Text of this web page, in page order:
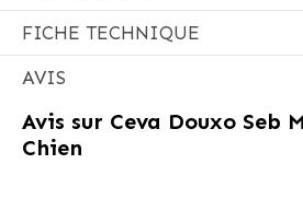
FICHE TECHNIQUE
AVIS
Avis sur Ceva Douxo Seb
Chien